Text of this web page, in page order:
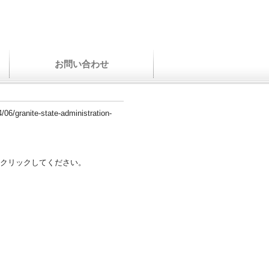
お問い合わせ
06/granite-state-administration-
リックしてください。